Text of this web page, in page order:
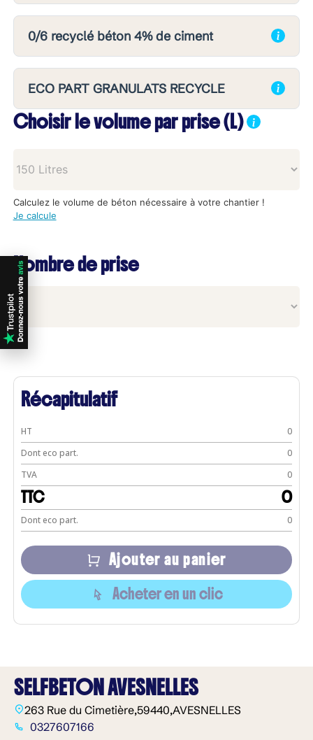
0/6 recyclé béton 4% de ciment
ECO PART GRANULATS RECYCLE
Choisir le volume par prise (L)
Calculez le volume de béton nécessaire à votre chantier !
Je calcule
Nombre de prise
Récapitulatif
HT
0
Dont eco part.
0
TVA
0
TTC 0
Dont eco part. 0
Ajouter au panier
Acheter en un clic
SELFBETON AVESNELLES
263 Rue du Cimetière,59440,AVESNELLES
0327607166